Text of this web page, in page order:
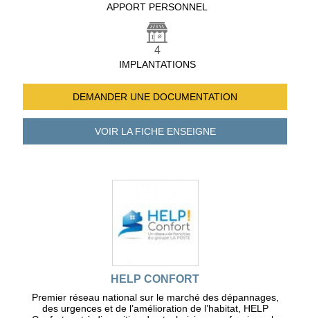
APPORT PERSONNEL
4
IMPLANTATIONS
DEMANDER UNE DOCUMENTATION
VOIR LA FICHEENSEIGNE
HELP CONFORT
Premier réseau national sur le marché des dépannages,
des urgences et de l’amélioration de l’habitat, HELP